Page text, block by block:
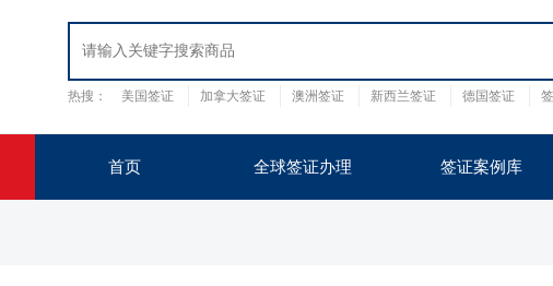
热搜： 美国签证 加拿大签证 澳洲签证 新西兰签证 德国签证
首页 全球签证办理 签证案例库